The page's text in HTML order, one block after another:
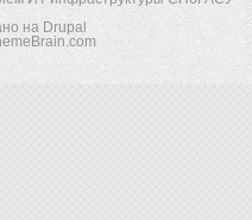
на Drupal